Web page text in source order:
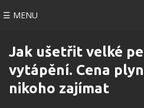
☰ MENU
Jak ušetřit velké
vytápění. Cena
nikoho zajímat